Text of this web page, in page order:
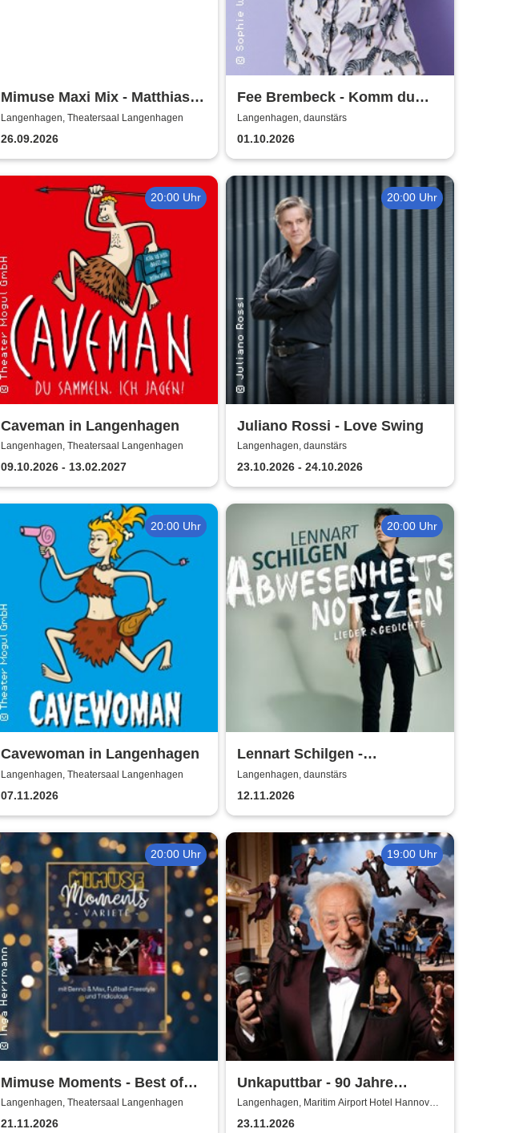
Mimuse Maxi Mix - Matthias
Brodowy und Gäste
Langenhagen, Theatersaal Langenhagen
26.09.2026
Fee Brembeck - Komm du
erst mal aus meinem Alter!
Langenhagen, daunstärs
01.10.2026
20:00 Uhr
Caveman in Langenhagen
Langenhagen, Theatersaal Langenhagen
09.10.2026 - 13.02.2027
20:00 Uhr
Juliano Rossi - Love Swing
Langenhagen, daunstärs
23.10.2026 - 24.10.2026
20:00 Uhr
Cavewoman in Langenhagen
Langenhagen, Theatersaal Langenhagen
07.11.2026
20:00 Uhr
Lennart Schilgen -
Abwesenheitsnotizen
Langenhagen, daunstärs
12.11.2026
20:00 Uhr
Mimuse Moments - Best of
Varieté
Langenhagen, Theatersaal Langenhagen
21.11.2026
19:00 Uhr
Unkaputtbar - 90 Jahre
Hallervorden
Langenhagen, Maritim Airport Hotel Hannover /
Saal Maritim
23.11.2026